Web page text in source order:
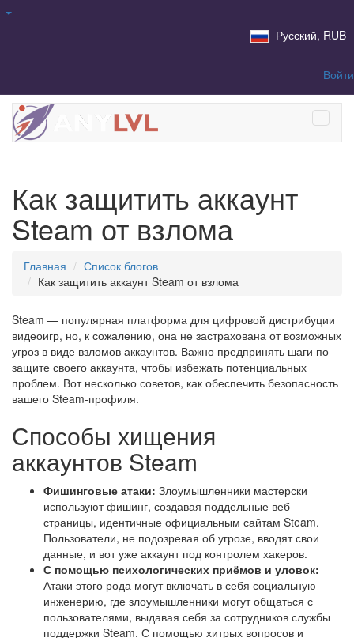
Русский, RUB
Войти
Как защитить аккаунт
Steam от взлома
Главная
Список блогов
Как защитить аккаунт Steam от взлома
Steam — популярная платформа для цифровой дистрибуции
видеоигр, но, к сожалению, она не застрахована от возможных
угроз в виде взломов аккаунтов. Важно предпринять шаги по
защите своего аккаунта, чтобы избежать потенциальных
проблем. Вот несколько советов, как обеспечить безопасность
вашего Steam-профиля.
Способы хищения
аккаунтов Steam
Фишинговые атаки: Злоумышленники мастерски
используют фишинг, создавая поддельные веб-
страницы, идентичные официальным сайтам Steam.
Пользователи, не подозревая об угрозе, вводят свои
данные, и вот уже аккаунт под контролем хакеров.
С помощью психологических приёмов и уловок:
Атаки этого рода могут включать в себя социальную
инженерию, где злоумышленники могут общаться с
пользователями, выдавая себя за сотрудников службы
поддержки Steam. С помощью хитрых вопросов и